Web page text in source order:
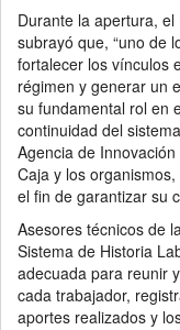
Durante la apertura,
subrayó que, “uno de
fortalecer los vínculos
régimen y generar un
su fundamental rol en
continuidad del
Agencia de
Caja y los
el fin de garantizar su
Asesores técnicos de
Sistema de Historia
adecuada para reunir
cada trabajador,
aportes realizados y